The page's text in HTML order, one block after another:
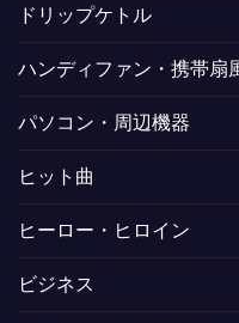
ドリップケトル
ハンディファン・携帯扇
パソコン・周辺機器
ヒット曲
ヒーロー・ヒロイン
ビジネス